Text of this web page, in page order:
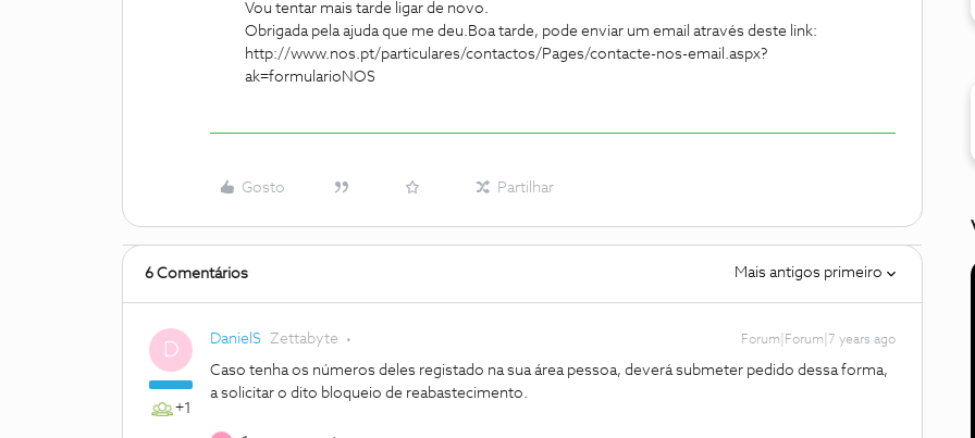
Vou tentar mais tarde ligar de novo.
Obrigada pela ajuda que me deu. Boa tarde, pode enviar um email através deste link:
http://www.nos.pt/particulares/contactos/Pages/contacte-nos-email.aspx?
ak=formularioNOS
Gosto Partilhar
6 Comentários Mais antigos primeiro
D
+1
DanielS Zettabyte Forum|Forum|7 years ago
Caso tenha os números deles registado na sua área pessoa, deverá submeter pedido dessa forma,
a solicitar o dito bloqueio de reabastecimento.